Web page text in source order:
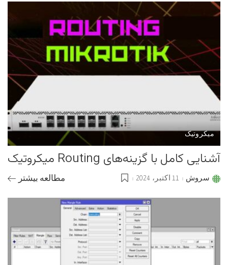
میکروتیک
آشنایی کامل با گزینه‌های Routing میکروتیک
Postedسروش 11 اکتبر، 2024 مطالعه بیشتر